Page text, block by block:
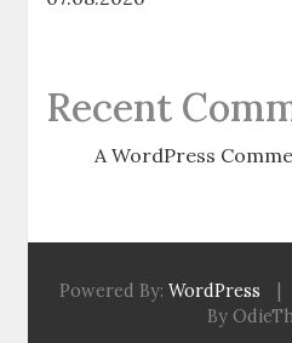
Recent
A WordPress
Powered By: WordPress
By